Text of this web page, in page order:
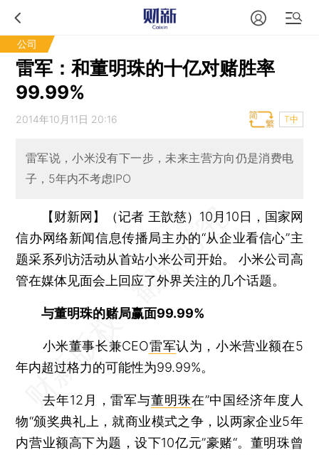
公司
雷军：和董明珠的十亿对赌胜率
99.99%
2014年10月11日 20:16 T中
雷军说，小米没有下一步，未来主营方向仍是消费电
子，5年内不考虑IPO
【财新网】（记者 王歆慈） 10月10日，国家网
信办网络新闻信息传播局主办的“从企业看信心”主
题采系列访活动从首站小米公司开始。 小米公司高
管在媒体见面会上回应了外界关注的几个话题。
与董明珠的赌局赢面99.99%
小米董事长兼CEO雷军认为，小米营业额在5
年内超过格力的可能性为99.99%。
去年12月，雷军与董明珠在”中国经济年度人
物“颁奖典礼上，就商业模式之争，以两家企业5年
内营业额高下为题，设下10亿元”豪赌“。董明珠曾